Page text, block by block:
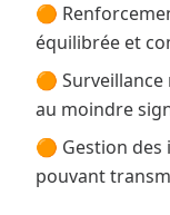
🟠
équilibrée et
🟠
au moindre
🟠 Gestion des
pouvant